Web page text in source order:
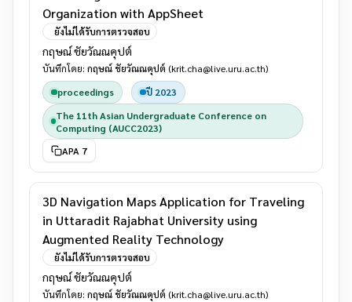
Organization with AppSheet
ยังไม่ได้รับการตรวจสอบ
กฤษณ์ ชัยวัณณคุปต์
บันทึกโดย: กฤษณ์ ชัยวัณณคุปต์ (krit.cha@live.uru.ac.th)
proceedings
ปี 2023
The 11th Asian Undergraduate Conference on
Computing (AUCC2023)
APA 7
3D Navigation Maps Application for Traveling
in Uttaradit Rajabhat University using
Augmented Reality Technology
ยังไม่ได้รับการตรวจสอบ
กฤษณ์ ชัยวัณณคุปต์
บันทึกโดย: กฤษณ์ ชัยวัณณคุปต์ (krit.cha@live.uru.ac.th)